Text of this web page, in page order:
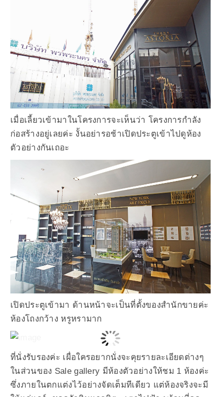
เมื่อเลี้ยวเข้ามาในโครงการจะเห็นว่า โครงการกำลัง
ก่อสร้างอยู่เลยค่ะ งั้นอย่ารอช้าเปิดประตูเข้าไปดูห้อง
ตัวอย่างกันเถอะ
เปิดประตูเข้ามา ด้านหน้าจะเป็นที่ตั้งของสำนักขายค่ะ
ห้องโถงกว้าง หรูหรามาก
ที่นั่งรับรองค่ะ เผื่อใครอยากนั่งจะคุยรายละเอียดต่างๆ
ในส่วนของ Sale gallery มีห้องตัวอย่างให้ชม 1 ห้องค่ะ
ซึ่งภายในตกแต่งไว้อย่างจัดเต็มทีเดียว แต่ห้องจริงจะมี